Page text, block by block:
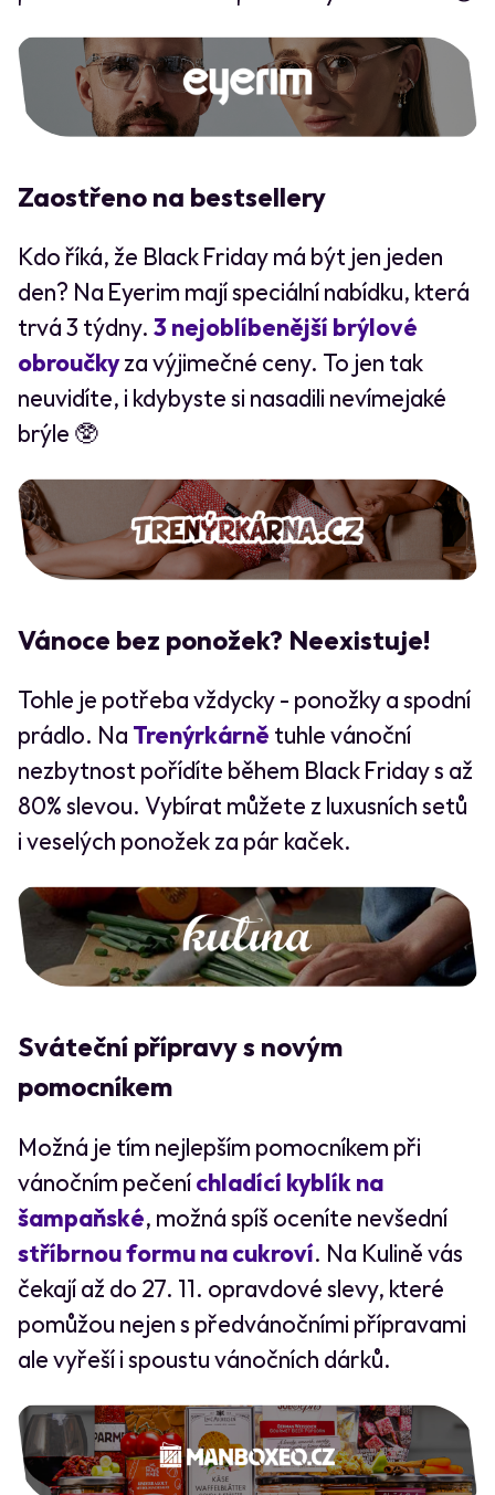
Zaostřeno na bestsellery
Kdo říká, že Black Friday má být jen jeden
den? Na Eyerim mají speciální nabídku, která
trvá 3 týdny. 3 nejoblíbenější brýlové
obroučkyza výjimečné ceny. To jen tak
neuvidíte, i kdybyste si nasadili nevímejaké
brýle 🥸
Vánoce bez ponožek? Neexistuje!
Tohle je potřeba vždycky - ponožky a spodní
prádlo. Na Trenýrkárně tuhle vánoční
nezbytnost pořídíte během Black Friday s až
80% slevou. Vybírat můžete z luxusních setů
i veselých ponožek za pár kaček.
Sváteční přípravy s novým
pomocníkem
Možná je tím nejlepším pomocníkem při
vánočním pečeníchladící kyblík na
šampaňské, možná spíš oceníte nevšední
stříbrnou formu na cukroví. Na Kulině vás
čekají až do 27. 11. opravdové slevy, které
pomůžou nejen s předvánočními přípravami
ale vyřeší i spoustu vánočních dárků.